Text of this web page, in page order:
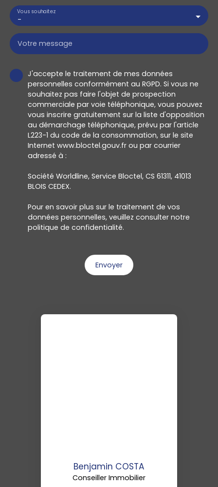
-
Vous souhaitez
Votre message
J'accepte le traitement de mes données
personnelles conformément au RGPD. Si vous ne
souhaitez pas faire l'objet de prospection
commerciale par voie téléphonique, vous pouvez
vous inscrire gratuitement sur la liste d'opposition
au démarchage téléphonique, prévu par l'article
L223-1 du code de la consommation, sur le site
Internet www.bloctel.gouv.fr ou par courrier
adressé à :
Société Worldline, Service Bloctel, CS 61311, 41013
BLOIS CEDEX.
Pour en savoir plus sur le traitement de vos
données personnelles, veuillez consulter notre
politique de confidentialité.
Envoyer
Benjamin COSTA
Conseiller Immobilier